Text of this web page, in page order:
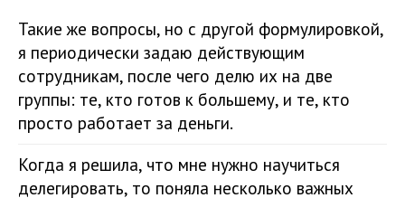
Такие же вопросы, но с другой формулировкой,
я периодически задаю действующим
сотрудникам, после чего делю их на две
группы: те, кто готов к большему, и те, кто
просто работает за деньги.
Когда я решила, что мне нужно научиться
делегировать, то поняла несколько важных